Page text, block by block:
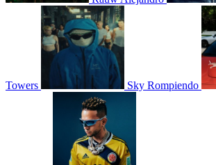
Towers Sky Rompiendo